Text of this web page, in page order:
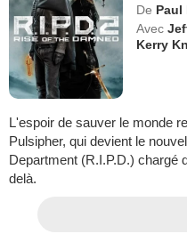
De Paul
Avec
Kerry
L'espoir de sauver le monde
Pulsipher, qui devient le
Department (R.I.P.D.) chargé
delà.